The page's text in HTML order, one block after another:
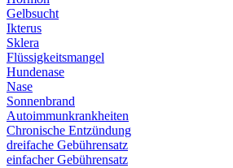
Gelbsucht
Ikterus
Sklera
Flüssigkeitsmangel
Hundenase
Nase
Sonnenbrand
Autoimmunkrankheiten
Chronische Entzündung
dreifache Gebührensatz
einfacher Gebührensatz